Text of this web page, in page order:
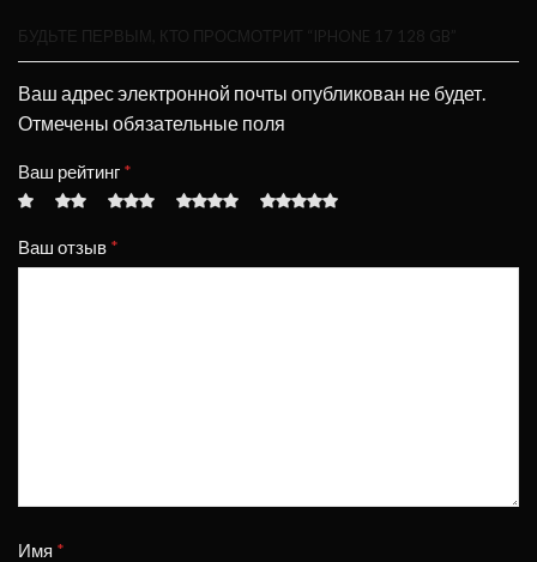
БУДЬТЕ ПЕРВЫМ, КТО ПРОСМОТРИТ “IPHONE 17 128 GB”
Ваш адрес электронной почты опубликован не будет.
Отмечены обязательные поля
Ваш рейтинг *
Ваш отзыв *
Имя *